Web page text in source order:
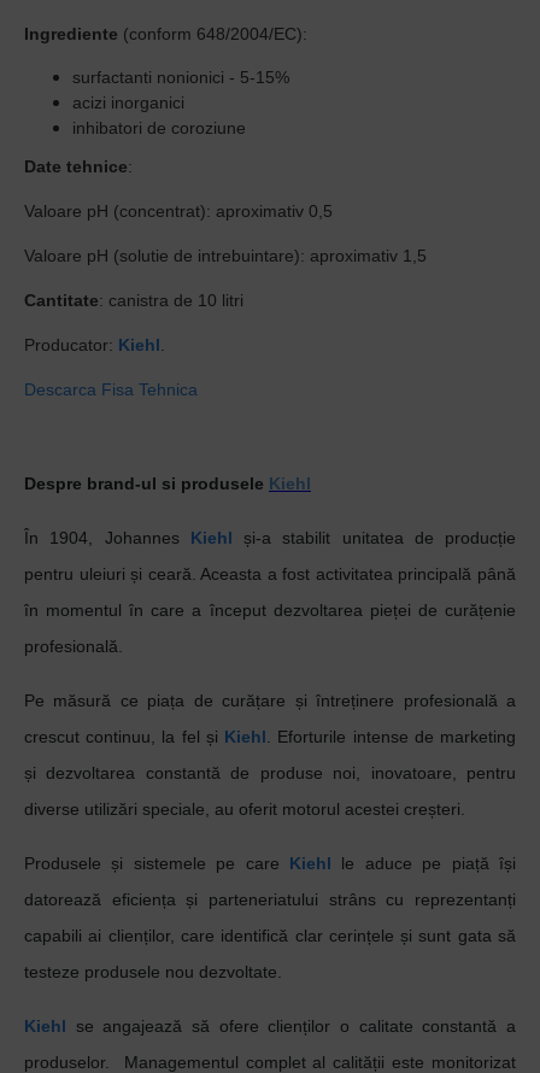
Ingrediente (conform 648/2004/EC):
surfactanti nonionici - 5-15%
acizi inorganici
inhibatori de coroziune
Date tehnice:
Valoare pH (concentrat): aproximativ 0,5
Valoare pH (solutie de intrebuintare): aproximativ 1,5
Cantitate: canistra de 10 litri
Producator: Kiehl
Descarca Fisa Tehnica
Despre brand-ul si produsele Kiehl
În 1904, Johannes Kiehl și-a stabilit unitatea de producție
pentru uleiuri și ceară. Aceasta a fost activitatea principală până
în momentul în care a început dezvoltarea pieței de curățenie
profesională.
Pe măsură ce piața de curățare și întreținere profesională a
crescut continuu, la fel și Kiehl . Eforturile intense de marketing
și dezvoltarea constantă de produse noi, inovatoare, pentru
diverse utilizări speciale, au oferit motorul acestei creșteri.
Produsele și sistemele pe care Kiehl le aduce pe piață își
datorează eficiența și parteneriatului strâns cu reprezentanți
capabili ai clienților, care identifică clar cerințele și sunt gata să
testeze produsele nou dezvoltate.
Kiehl se angajează să ofere clienților o calitate constantă a
produselor.
Managementul complet al calității este monitorizat